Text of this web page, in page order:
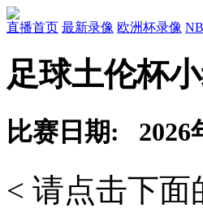
直播首页 最新录像 欧洲杯录像
足球土伦杯
比赛日期: 2026
< 请点击下